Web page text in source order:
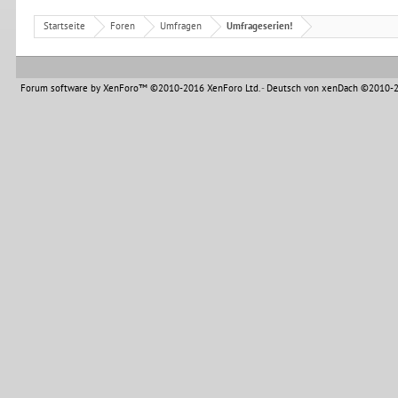
Startseite Foren Umfragen Umfrageserien!
Forum software by XenForo™©2010-2016 XenForo Ltd.- Deutsch von xenDach©2010-